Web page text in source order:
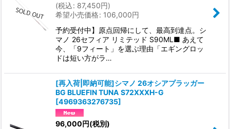
(税込: 87,450円)
希望小売価格: 106,000円
予約受付中】原点回帰にして、最高到達点。シ
マノ 26セフィア リミテッド S90ML■ あえて
今、「9フィート」を選ぶ理由「エギングロッ
ドは短い方がラ…
[再入荷|即納可能]シマノ 26オシアプラッガー
BG BLUEFIN TUNA S72XXXH-G
[4969363276735]
96,000円(税別)